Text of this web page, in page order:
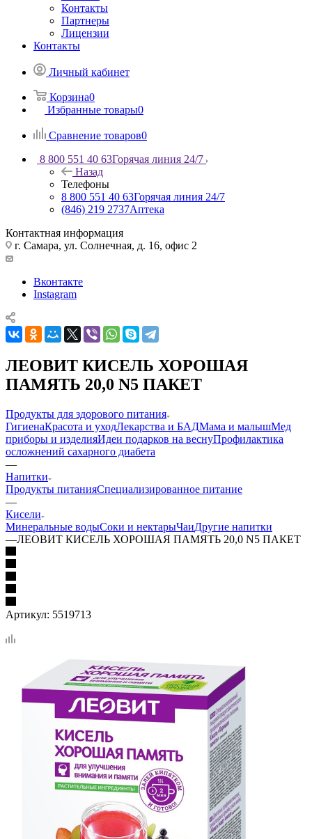
Контакты
Партнеры
Лицензии
Контакты
Личный кабинет
Корзина0
Избранные товары0
Сравнение товаров0
8 800 551 40 63Горячая линия 24/7
Назад
Телефоны
8 800 551 40 63Горячая линия 24/7
(846) 219 2737Аптека
Контактная информация
г. Самара, ул. Солнечная, д. 16, офис 2
Вконтакте
Instagram
ЛЕОВИТ КИСЕЛЬ ХОРОШАЯ
ПАМЯТЬ 20,0 N5 ПАКЕТ
Продукты для здорового питания
ГигиенаКрасота и уходЛекарства и БАДМама и малышМед
приборы и изделияИдеи подарков на веснуПрофилактика
осложнений сахарного диабета
—
Напитки
Продукты питанияСпециализированное питание
—
Кисели
Минеральные водыСоки и нектарыЧаиДругие напитки
—ЛЕОВИТ КИСЕЛЬ ХОРОШАЯ ПАМЯТЬ 20,0 N5 ПАКЕТ
Артикул: 5519713